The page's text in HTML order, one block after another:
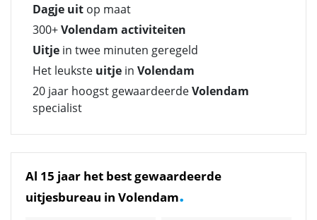
Dagje uit op maat
300+Volendam activiteiten
Uitje in twee minuten geregeld
Het leukste uitje in Volendam
20 jaar hoogst gewaardeerdeVolendam
specialist
Al 15 jaar het best gewaardeerde
uitjesbureau in Volendam.